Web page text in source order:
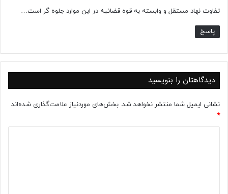
:
تفاوت نهاد مستقل و وابسته به قوه قضائیه در این موارد جلوه گر است…
پاسخ
دیدگاهتان را بنویسید
نشانی ایمیل شما منتشر نخواهد شد. بخش‌های موردنیاز علامت‌گذاری شده‌اند
*